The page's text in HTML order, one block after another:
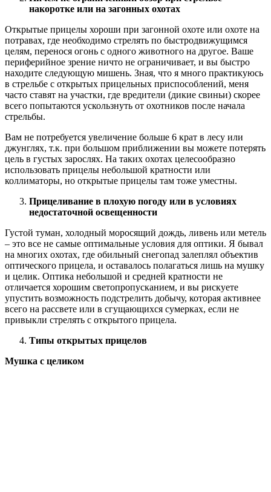
накоротке или на загонных охотах
Открытые прицелы хороши при загонной охоте или охоте на
потравах, где необходимо стрелять по быстродвижущимся
целям, перенося огонь с одного животного на другое. Ваше
периферийное зрение ничто не ограничивает, и вы быстро
находите следующую мишень. Зная, что я много практикуюсь
в стрельбе с открытых прицельных приспособлений, меня
часто ставят на участки, где вредители (дикие свиньи) скорее
всего попытаются ускользнуть от охотников после начала
стрельбы.
Вам не потребуется увеличение больше 6 крат в лесу или
джунглях, т.к. при большом приближении вы можете потерять
цель в густых зарослях. На таких охотах целесообразно
использовать прицелы небольшой кратности или
коллиматоры, но открытые прицелы там тоже уместны.
Прицеливание в плохую погоду или в условиях
недостаточной освещенности
Густой туман, холодный моросящий дождь, ливень или метель
– это все не самые оптимальные условия для оптики. Я бывал
на многих охотах, где обильный снегопад залеплял объектив
оптического прицела, и оставалось полагаться лишь на мушку
и целик. Оптика небольшой и средней кратности не
отличается хорошим светопропусканием, и вы рискуете
упустить возможность подстрелить добычу, которая активнее
всего на рассвете или в сгущающихся сумерках, если не
привыкли стрелять с открытого прицела.
Типы открытых прицелов
Мушка с целиком